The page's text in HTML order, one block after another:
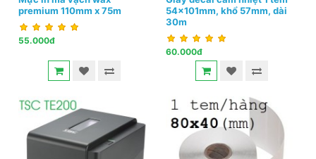
premium 110mm x 75m
55.000đ
54x101mm, khổ 57mm, dài
30m
60.000đ